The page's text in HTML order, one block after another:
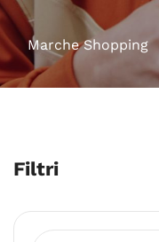
Marche Shopping
Filtri